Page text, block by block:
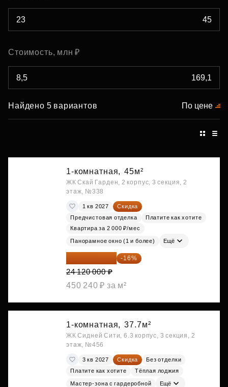
Стоимость, млн ₽
Найдено 5 вариантов По цене
1-комнатная, 45м²
ЖК Скай Гарден, 2 корпус, 3 секция, 2
этаж, №338
1 кв 2027
Скидка
Предчистовая отделка
Платите как хотите
Квартира за 2 000 ₽/мес
Панорамное окно (1 и более) Ещё
20 260 800 ₽ -16%
24 120 000 ₽
450 240 ₽ за м²
1-комнатная, 37.7м²
ЖК Сидней Сити, 6.3 корпус, 3 секция, 2
этаж, №456
3 кв 2027 Скидка
Без отделки
Платите как хотите
Тёплая лоджия
Мастер-зона с гардеробной Ещё